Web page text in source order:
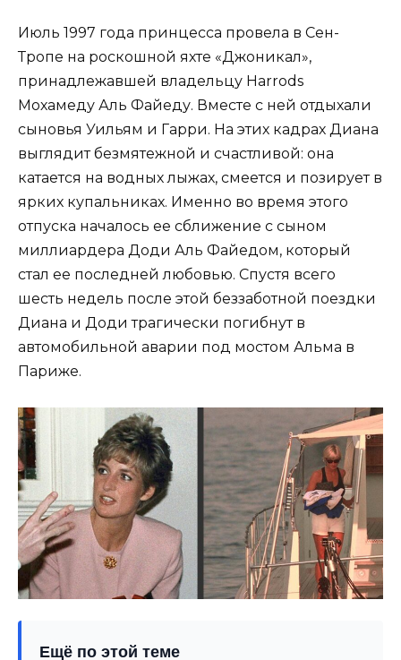
Июль 1997 года принцесса провела в Сен-
Тропе на роскошной яхте «Джоникал»,
принадлежавшей владельцу Harrods
Мохамеду Аль Файеду. Вместе с ней отдыхали
сыновья Уильям и Гарри. На этих кадрах Диана
выглядит безмятежной и счастливой: она
катается на водных лыжах, смеется и позирует в
ярких купальниках. Именно во время этого
отпуска началось ее сближение с сыном
миллиардера Доди Аль Файедом, который
стал ее последней любовью. Спустя всего
шесть недель после этой беззаботной поездки
Диана и Доди трагически погибнут в
автомобильной аварии под мостом Альма в
Париже.
Ещё по этой теме